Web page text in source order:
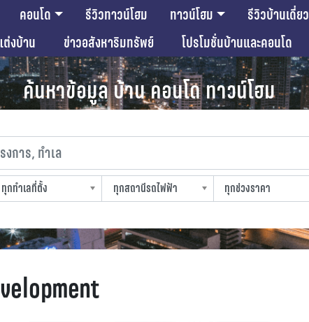
คอนโด รีวิวทาวน์โฮม ทาวน์โฮม รีวิวบ้านเดี่ยว
ต่งบ้าน ข่าวอสังหาริมทรัพย์ โปรโมชั่นบ้านและคอนโด
ค้นหาข้อมูล บ้าน คอนโด ทาวน์โฮม
, ทำเล
ทุกทำเลที่ตั้ง
ทุกสถานีรถไฟฟ้า
ทุกช่วงราคา